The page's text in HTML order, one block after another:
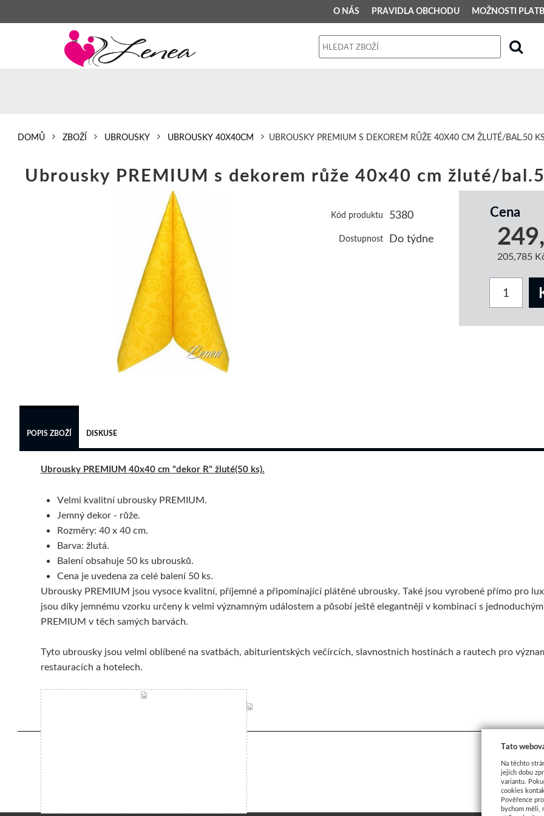
O NÁS PRAVIDLA OBCHODU
PRAVIDLA OBCHODU
MOŽNOSTI
DOMŮ ZBOŽÍ UBROUSKY UBROUSKY 40X40CM UBROUSKY PREMIUM S DEKOREM RŮŽE 40X40 CM ŽLUTÉ/BAL.50 KS
Ubrousky PREMIUM s dekorem růže 40x40 cm žluté/
Kód produktu 5380
Dostupnost Do týdne
Cena
205,785
POPIS ZBOŽÍ DISKUSE
Ubrousky PREMIUM 40x40 cm "dekor R" žluté(50 ks).
Velmi kvalitní ubrousky PREMIUM.
Jemný dekor - růže.
Rozměry: 40 x 40 cm.
Barva: žlutá.
Balení obsahuje 50 ks ubrousků.
Cena je uvedena za celé balení 50 ks.
Ubrousky PREMIUM jsou vysoce kvalitní, příjemné a připomínající plátěné ubrousky. Také jsou vyrobené přímo pro
jsou díky jemnému vzorku určeny k velmi významným událostem a působí ještě elegantněji v kombinaci s
PREMIUM v těch samých barvách.
Tyto ubrousky jsou velmi oblíbené na svatbách, abiturientských večírcích, slavnostních hostinách a rautech pro
restauracích a hotelech.
Tato
Na těchto
jejich dobu
variantu.
cookies
Pověřence
bychom měli,